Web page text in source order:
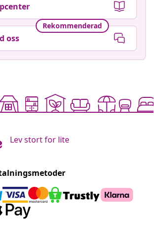
Rekommenderad
oss
Lev stort for lite